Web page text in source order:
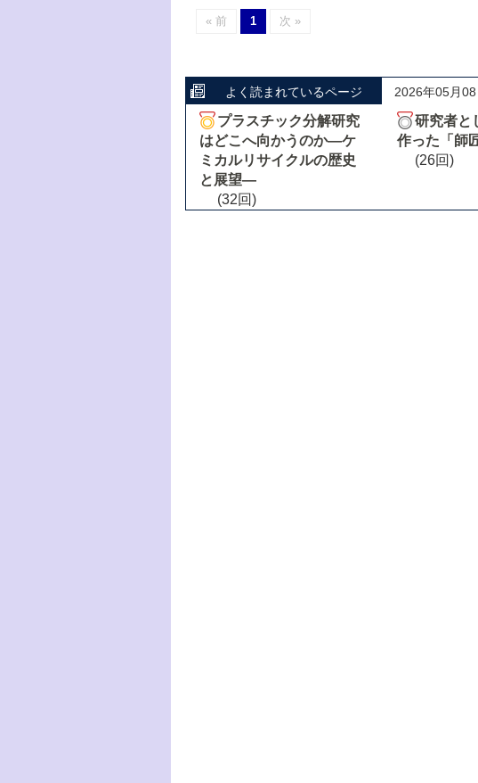
« 前 1 次 »
よく読まれているページ 2026年05月
プラスチック分解研究
はどこへ向かうのか―ケ
ミカルリサイクルの歴史
と展望―
(32回)
研究者と
作った「師
(26回)